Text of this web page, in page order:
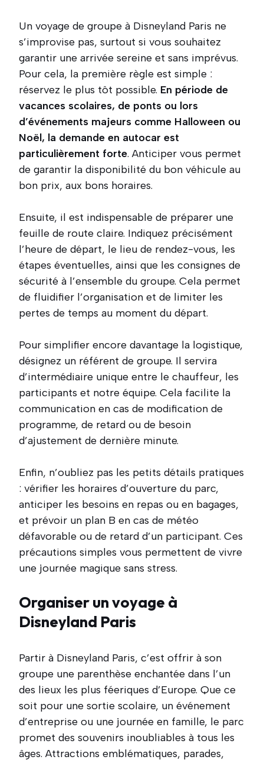
Un voyage de groupe à Disneyland Paris ne
s’improvise pas, surtout si vous souhaitez
garantir une arrivée sereine et sans imprévus.
Pour cela, la première règle est simple :
réservez le plus tôt possible. En période de
vacances scolaires, de ponts ou lors
d’événements majeurs comme Halloween ou
Noël, la demande en autocar est
particulièrement forte. Anticiper vous permet
de garantir la disponibilité du bon véhicule au
bon prix, aux bons horaires.
Ensuite, il est indispensable de préparer une
feuille de route claire. Indiquez précisément
l’heure de départ, le lieu de rendez-vous, les
étapes éventuelles, ainsi que les consignes de
sécurité à l’ensemble du groupe. Cela permet
de fluidifier l’organisation et de limiter les
pertes de temps au moment du départ.
Pour simplifier encore davantage la logistique,
désignez un référent de groupe. Il servira
d’intermédiaire unique entre le chauffeur, les
participants et notre équipe. Cela facilite la
communication en cas de modification de
programme, de retard ou de besoin
d’ajustement de dernière minute.
Enfin, n’oubliez pas les petits détails pratiques
: vérifier les horaires d’ouverture du parc,
anticiper les besoins en repas ou en bagages,
et prévoir un plan B en cas de météo
défavorable ou de retard d’un participant. Ces
précautions simples vous permettent de vivre
une journée magique sans stress.
Organiser un voyage à
Disneyland Paris
Partir à Disneyland Paris, c’est offrir à son
groupe une parenthèse enchantée dans l’un
des lieux les plus féeriques d’Europe. Que ce
soit pour une sortie scolaire, un événement
d’entreprise ou une journée en famille, le parc
promet des souvenirs inoubliables à tous les
âges. Attractions emblématiques, parades,